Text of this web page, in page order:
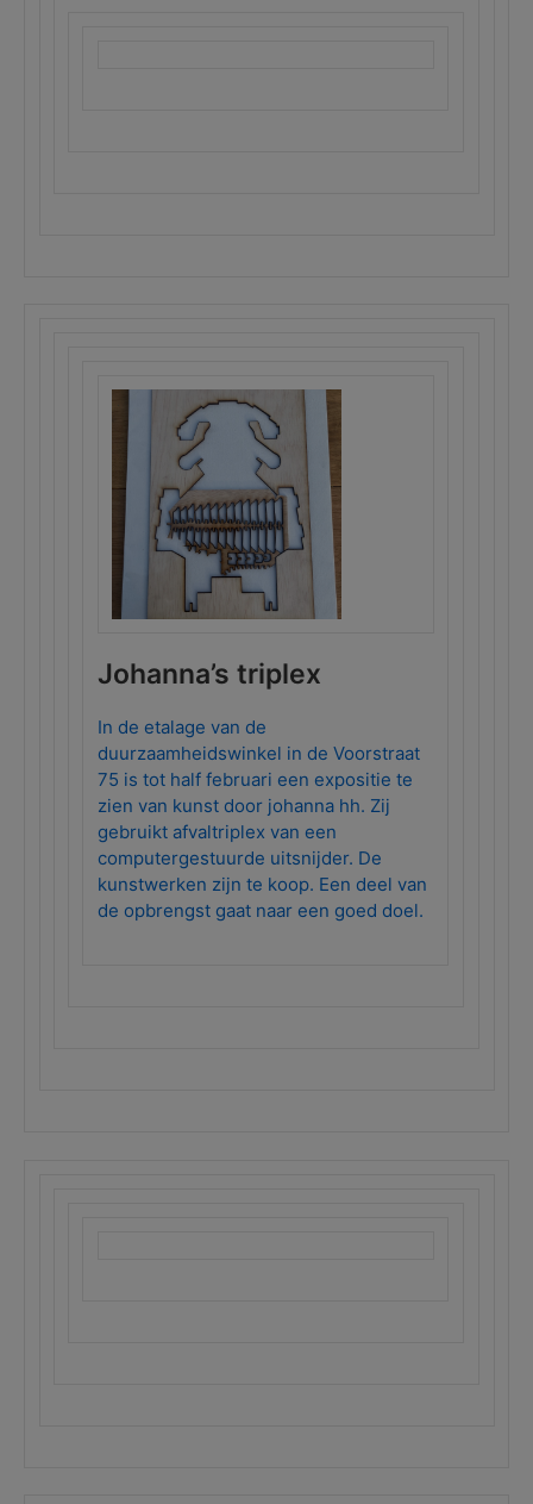
Johanna’s triplex
In de etalage van de
duurzaamheidswinkel in de Voorstraat
75 is tot half februari een expositie te
zien van kunst door johanna hh. Zij
gebruikt afvaltriplex van een
computergestuurde uitsnijder. De
kunstwerken zijn te koop. Een deel van
de opbrengst gaat naar een goed doel.